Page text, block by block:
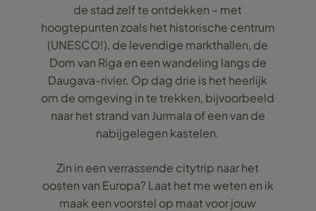
de stad zelf te ontdekken – met
hoogtepunten zoals het historische centrum
(UNESCO!), de levendige markthallen, de
Dom van Riga en een wandeling langs de
Daugava-rivier. Op dag drie is het heerlijk
om de omgeving in te trekken, bijvoorbeeld
naar het strand van Jurmala of een van de
nabijgelegen kastelen.
Zin in een verrassende citytrip naar het
oosten van Europa? Laat het me weten en ik
maak een voorstel op maat voor jouw